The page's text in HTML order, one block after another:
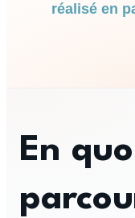
réalisé en
En